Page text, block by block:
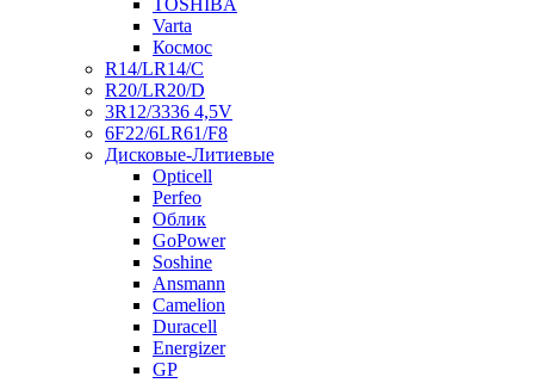
TOSHIBA
Varta
Космос
R14/LR14/C
R20/LR20/D
3R12/3336 4,5V
6F22/6LR61/F8
Дисковые-Литиевые
Opticell
Perfeo
Облик
GoPower
Soshine
Ansmann
Camelion
Duracell
Energizer
GP